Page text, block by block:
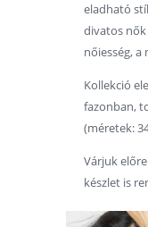
eladható
divatos nők
nőiesség, a
Kollekció
fazonban,
(méretek:
Várjuk
készlet is